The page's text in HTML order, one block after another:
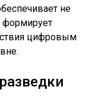
не
формирует
цифровым